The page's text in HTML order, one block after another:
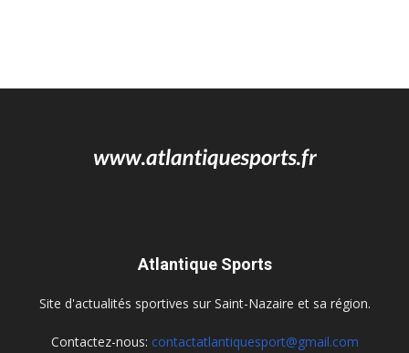
Atlantique Sports
Site d'actualités sportives sur Saint-Nazaire et sa région.
Contactez-nous: contactatlantiquesport@gmail.com